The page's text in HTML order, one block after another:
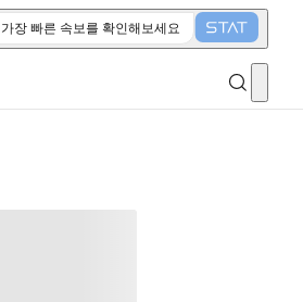
가장 빠른 속보를 확인해보세요